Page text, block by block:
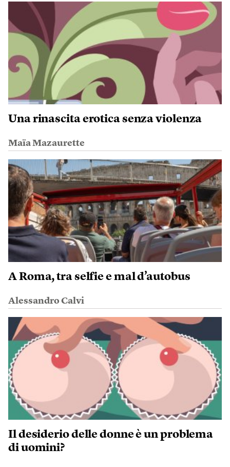
Una rinascita erotica senza violenza
Maïa Mazaurette
A Roma, tra selfie e mal d’autobus
Alessandro Calvi
Il desiderio delle donne è un problema
di uomini?